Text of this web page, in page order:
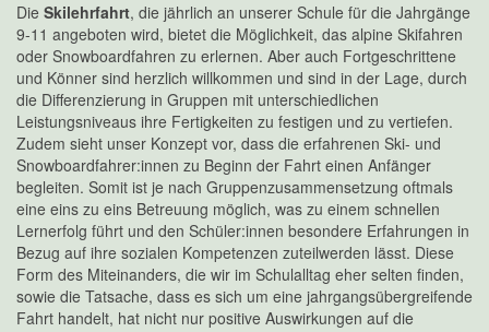
Die Skilehrfahrt, die jährlich an unserer Schule für die Jahrgänge
9-11 angeboten wird, bietet die Möglichkeit, das alpine Skifahren
oder Snowboardfahren zu erlernen. Aber auch Fortgeschrittene
und Könner sind herzlich willkommen und sind in der Lage, durch
die Differenzierung in Gruppen mit unterschiedlichen
Leistungsniveaus ihre Fertigkeiten zu festigen und zu vertiefen.
Zudem sieht unser Konzept vor, dass die erfahrenen Ski- und
Snowboardfahrer:innen zu Beginn der Fahrt einen Anfänger
begleiten. Somit ist je nach Gruppenzusammensetzung oftmals
eine eins zu eins Betreuung möglich, was zu einem schnellen
Lernerfolg führt und den Schüler:innen besondere Erfahrungen in
Bezug auf ihre sozialen Kompetenzen zuteilwerden lässt. Diese
Form des Miteinanders, die wir im Schulalltag eher selten finden,
sowie die Tatsache, dass es sich um eine jahrgangsübergreifende
Fahrt handelt, hat nicht nur positive Auswirkungen auf die